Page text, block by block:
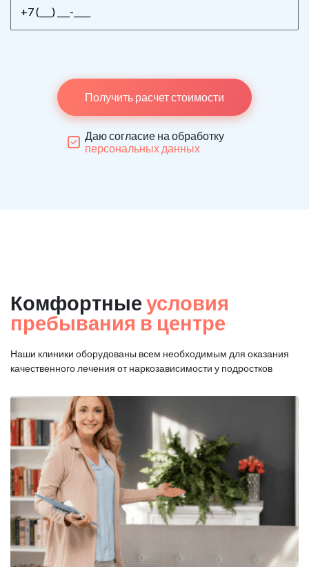
Получить расчет стоимости
Даю согласие на обработку
персональных данных
Комфортные условия
пребывания в центре
Наши клиники оборудованы всем необходимым для оказания
качественного лечения от наркозависимости у подростков